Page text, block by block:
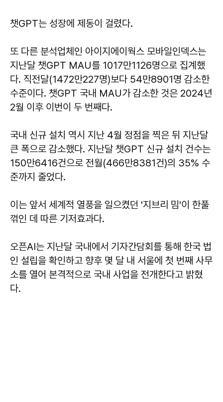
챗GPT는 성장에 제동이 걸렸다.
또 다른 분석업체인 아이지에이웍스 모바일인덱스는
지난달 챗GPT MAU를 1017만1126명으로 집계했
다. 직전달(1472만227명)보다 54만8901명 감소한
수준이다. 챗GPT 국내 MAU가 감소한 것은 2024년
2월 이후 이번이 두 번째다.
국내 신규 설치 역시 지난 4월 정점을 찍은 뒤 지난달
큰 폭으로 감소했다. 지난달 챗GPT 신규 설치 건수는
150만6416건으로 전월(466만8381건)의 35% 수
준까지 줄었다.
이는 앞서 세계적 열풍을 일으켰던 '지브리 밈'이 한풀
꺾인 데 따른 기저효과다.
오픈AI는 지난달 국내에서 기자간담회를 통해 한국 법
인 설립을 확인하고 향후 몇 달 내 서울에 첫 번째 사무
소를 열어 본격적으로 국내 사업을 전개한다고 밝혔
다.